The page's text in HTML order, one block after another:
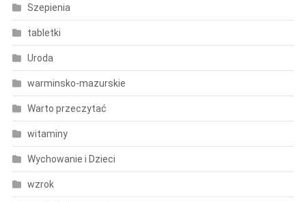
Szepienia
tabletki
Uroda
warminsko-mazurskie
Warto przeczytać
witaminy
Wychowanie i Dzieci
wzrok